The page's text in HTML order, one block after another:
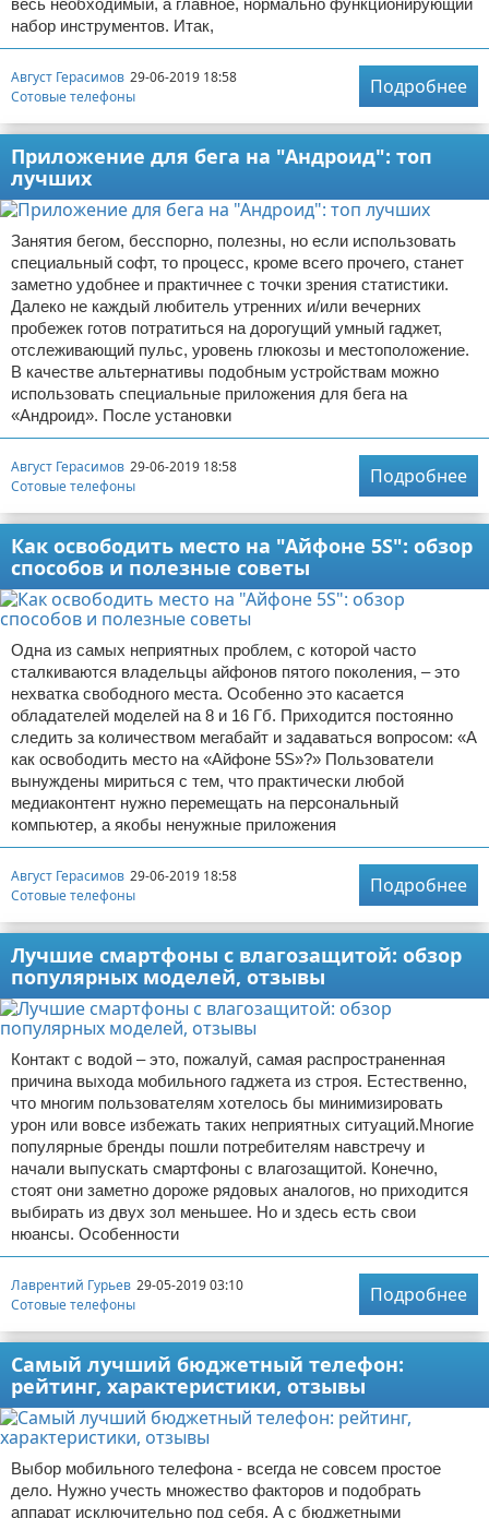
весь необходимый, а главное, нормально функционирующий
набор инструментов. Итак,
Август Герасимов 29-06-2019 18:58
Сотовые телефоны
Подробнее
Приложение для бега на "Андроид": топ
лучших
Занятия бегом, бесспорно, полезны, но если использовать
специальный софт, то процесс, кроме всего прочего, станет
заметно удобнее и практичнее с точки зрения статистики.
Далеко не каждый любитель утренних и/или вечерних
пробежек готов потратиться на дорогущий умный гаджет,
отслеживающий пульс, уровень глюкозы и местоположение.
В качестве альтернативы подобным устройствам можно
использовать специальные приложения для бега на
«Андроид». После установки
Август Герасимов 29-06-2019 18:58
Сотовые телефоны
Подробнее
Как освободить место на "Айфоне 5S": обзор
способов и полезные советы
Одна из самых неприятных проблем, с которой часто
сталкиваются владельцы айфонов пятого поколения, – это
нехватка свободного места. Особенно это касается
обладателей моделей на 8 и 16 Гб. Приходится постоянно
следить за количеством мегабайт и задаваться вопросом: «А
как освободить место на «Айфоне 5S»?» Пользователи
вынуждены мириться с тем, что практически любой
медиаконтент нужно перемещать на персональный
компьютер, а якобы ненужные приложения
Август Герасимов 29-06-2019 18:58
Сотовые телефоны
Подробнее
Лучшие смартфоны с влагозащитой: обзор
популярных моделей, отзывы
Контакт с водой – это, пожалуй, самая распространенная
причина выхода мобильного гаджета из строя. Естественно,
что многим пользователям хотелось бы минимизировать
урон или вовсе избежать таких неприятных ситуаций.Многие
популярные бренды пошли потребителям навстречу и
начали выпускать смартфоны с влагозащитой. Конечно,
стоят они заметно дороже рядовых аналогов, но приходится
выбирать из двух зол меньшее. Но и здесь есть свои
нюансы. Особенности
Лаврентий Гурьев 29-05-2019 03:10
Сотовые телефоны
Подробнее
Самый лучший бюджетный телефон:
рейтинг, характеристики, отзывы
Выбор мобильного телефона - всегда не совсем простое
дело. Нужно учесть множество факторов и подобрать
аппарат исключительно под себя. А с бюджетными